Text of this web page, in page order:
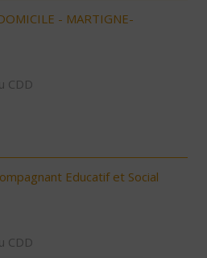
- MARTIGNE-
CDD
Educatif et Social
CDD